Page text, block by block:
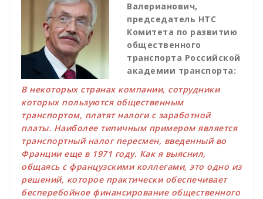
Валерианович,
председатель НТС
Комитета по развитию
общественного
транспорта Российской
академии транспорта:
В некоторых странах компании, сотрудники
которых пользуются общественным
транспортом, платят налоги с заработной
платы. Наиболее типичным примером является
транспортный налог пересмен, введенный во
Франции еще в 1971 году. Как я выяснил,
общаясь с французскими коллегами, это одно из
решений, которое практически обеспечивает
бесперебойное финансирование общественного